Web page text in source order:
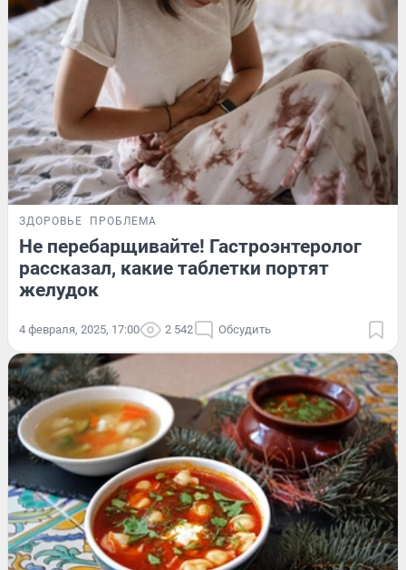
ЗДОРОВЬЕ ПРОБЛЕМА
Не перебарщивайте! Гастроэнтеролог
рассказал, какие таблетки портят
желудок
4 февраля, 2025, 17:00 2 542 Обсудить